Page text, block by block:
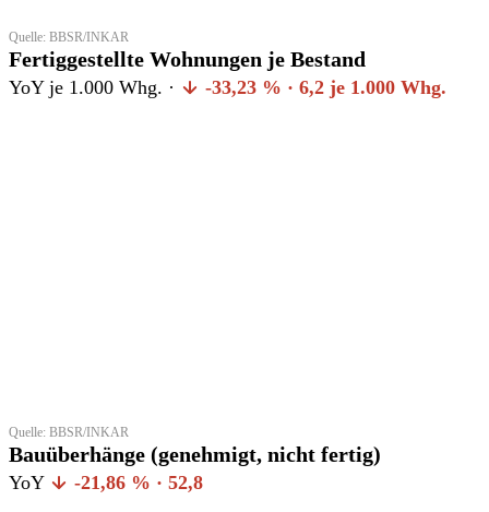
Quelle: BBSR/INKAR
Fertiggestellte Wohnungen je Bestand
YoY je 1.000 Whg. · -33,23 % · 6,2 je 1.000 Whg.
Quelle: BBSR/INKAR
Bauüberhänge (genehmigt, nicht fertig)
YoY -21,86 % · 52,8